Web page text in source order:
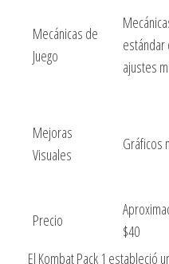
Mecánicas de
Juego
estándar
ajustes
Mejoras
Visuales
Gráficos
Precio
$40
El Kombat Pack 1 estableció